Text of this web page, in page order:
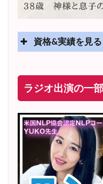
資格&実績を見る
2025年4月〜
ロン開講
2025年5月〜
レギュラー出演
2023年12月〜
ター講座」準レ
〜2025年5月 個
ラジオ出演の一